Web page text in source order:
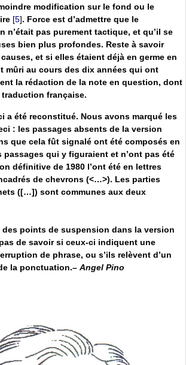
modification sur le fond ou le
[5]. Force est d’admettre que le
n’était pas purement tactique, et qu’il se
bien plus profondes. Reste à savoir
et si elles étaient déjà en germe en
mûri au cours des dix années qui ont
la rédaction de la note en question, dont
française.
a été reconstitué. Nous avons marqué les
: les passages absents de la version
que cela fût signalé ont été composés en
passages qui y figuraient et n’ont pas été
définitive de 1980 l’ont été en lettres
de chevrons (<…>). Les parties
([…]) sont communes aux deux
des points de suspension dans la version
de savoir si ceux-ci indiquent une
de phrase, ou s’ils relèvent d’un
la ponctuation.– Angel Pino